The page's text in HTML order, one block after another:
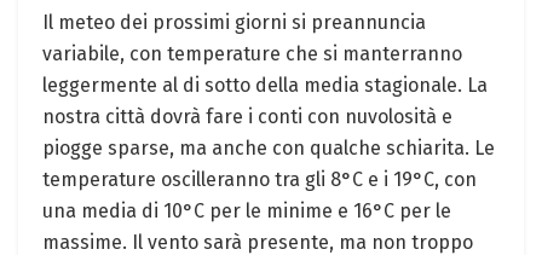
Il meteo dei prossimi giorni si preannuncia
variabile, con temperature che si manterranno
leggermente al di sotto della media stagionale. La
nostra città dovrà fare i conti con nuvolosità e
piogge sparse, ma anche con qualche schiarita. Le
temperature oscilleranno tra gli 8°C e i 19°C, con
una media di 10°C per le minime e 16°C per le
massime. Il vento sarà presente, ma non troppo